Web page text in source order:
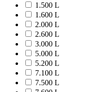
1.500 L
1.600 L
2.000 L
2.600 L
3.000 L
5.000 L
5.200 L
7.100 L
7.500 L